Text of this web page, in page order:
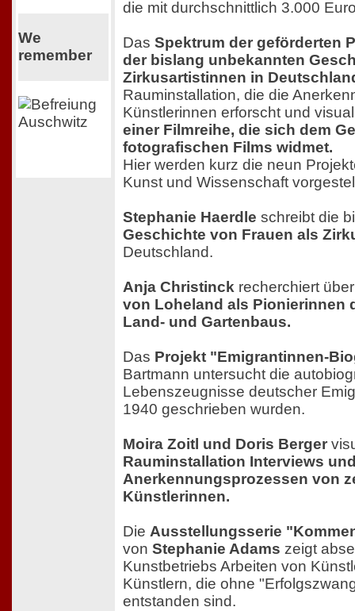
We
remember
die mit durchschnittlich 3.000
Das Spektrum der geförderten
der bislang unbekannten
Zirkusartistinnen in
Rauminstallation, die die
Künstlerinnen erforscht und
einer Filmreihe, die sich dem
fotografischen Films widmet.
Hier werden kurz die neun
Kunst und Wissenschaft
Stephanie Haerdle schreibt die
Geschichte von Frauen als
Deutschland.
Anja Christinck recherchiert
von Loheland als Pionierinnen
Land- und Gartenbaus.
Das Projekt "Emigrantinnen-
Bartmann untersucht die
Lebenszeugnisse deutscher
1940 geschrieben wurden.
Moira Zoitl und Doris Berger
Rauminstallation Interviews
Anerkennungsprozessen von
Künstlerinnen.
Die Ausstellungsserie
von Stephanie Adams zeigt
Kunstbetriebs Arbeiten von
Künstlern, die ohne
entstanden sind.